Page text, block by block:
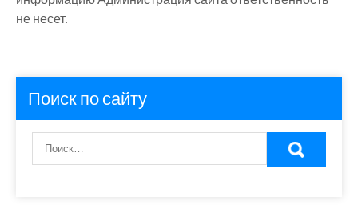
не несет.
Поиск по сайту